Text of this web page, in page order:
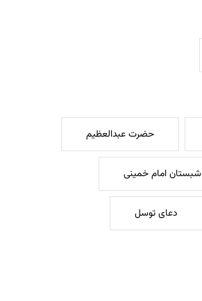
حضرت عبدالعظیم
شبستان امام خمینی
دعای توسل